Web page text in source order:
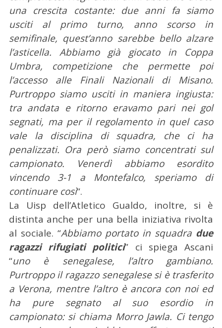
una crescita costante: due anni fa siamo
usciti al primo turno, anno scorso in
semifinale, quest’anno sarebbe bello alzare
l’asticella. Abbiamo già giocato in Coppa
Umbra, competizione che permette poi
l’accesso alle Finali Nazionali di Misano.
Purtroppo siamo usciti in maniera ingiusta:
tra andata e ritorno eravamo pari nei gol
segnati, ma per il regolamento in quel caso
vale la disciplina di squadra, che ci ha
penalizzati. Ora però siamo concentrati sul
campionato. Venerdì abbiamo esordito
vincendo 3-1 a Montefalco, speriamo di
continuare così“.
La Uisp dell’Atletico Gualdo, inoltre, si è
distinta anche per una bella iniziativa rivolta
al sociale. “Abbiamo portato in squadra due
ragazzi rifugiati politici” ci spiega Ascani
“uno è senegalese, l’altro gambiano.
Purtroppo il ragazzo senegalese si è trasferito
a Verona, mentre l’altro è ancora con noi ed
ha pure segnato al suo esordio in
campionato: si chiama Morro Jawla. Ci tengo
C